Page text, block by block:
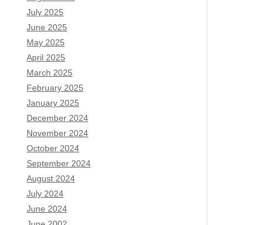
July 2025
June 2025
May 2025
April 2025
March 2025
February 2025
January 2025
December 2024
November 2024
October 2024
September 2024
August 2024
July 2024
June 2024